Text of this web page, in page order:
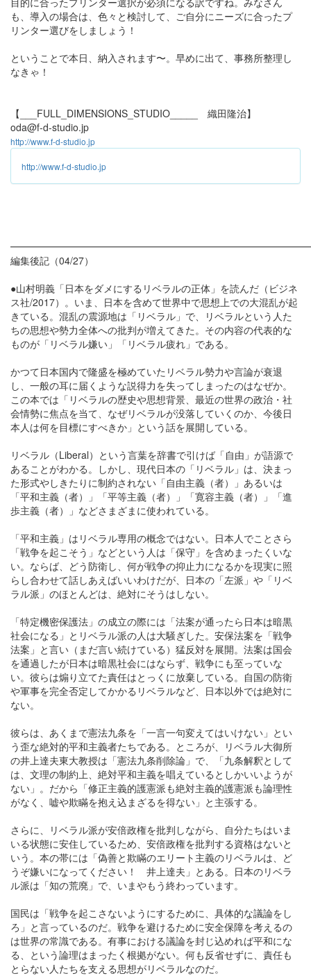
も、導入の場合は、色々と検討して、ご自分にニーズに合ったプ
リンター選びをしましょう！
ということで本日、納入されます〜。早めに出て、事務所整理し
なきゃ！
【___FULL_DIMENSIONS_STUDIO_____ 織田隆治】
oda@f-d-studio.jp
http://www.f-d-studio.jp
http://www.f-d-studio.jp
編集後記（04/27）
●山村明義「日本をダメにするリベラルの正体」を読んだ（ビジネ
ス社/2017）。いま、日本を含めて世界中で思想上での大混乱が起
きている。混乱の震源地は「リベラル」で、リベラルという人た
ちの思想や勢力全体への批判が増えてきた。その内容の代表的な
ものが「リベラル嫌い」「リベラル疲れ」である。
かつて日本国内で隆盛を極めていたリベラル勢力や言論が衰退
し、一般の耳に届くような説得力を失ってしまったのはなぜか。
この本では「リベラルの歴史や思想背景、最近の世界の政治・社
会情勢に焦点を当て、なぜリベラルが没落していくのか、今後日
本人は何を目標にすべきか」という話を展開している。
リベラル（Liberal）という言葉を辞書で引けば「自由」が語源で
あることがわかる。しかし、現代日本の「リベラル」は、決まっ
た形式やしきたりに制約されない「自由主義（者）」あるいは
「平和主義（者）」「平等主義（者）」「寛容主義（者）」「進
歩主義（者）」などさまざまに使われている。
「平和主義」はリベラル専用の概念ではない。日本人でことさら
「戦争を起こそう」などという人は「保守」を含めまったくいな
い。ならば、どう防衛し、何が戦争の抑止力になるかを現実に照
らし合わせて話しあえばいいわけだが、日本の「左派」や「リベ
ラル派」のほとんどは、絶対にそうはしない。
「特定機密保護法」の成立の際には「法案が通ったら日本は暗黒
社会になる」とリベラル派の人は大騒ぎした。安保法案を「戦争
法案」と言い（まだ言い続けている）猛反対を展開。法案は国会
を通過したが日本は暗黒社会にはならず、戦争にも至っていな
い。彼らは煽り立てた責任はとっくに放棄している。自国の防衛
や軍事を完全否定してかかるリベラルなど、日本以外では絶対に
ない。
彼らは、あくまで憲法九条を「一言一句変えてはいけない」とい
う歪な絶対的平和主義者たちである。ところが、リベラル大御所
の井上達夫東大教授は「憲法九条削除論」で、「九条解釈として
は、文理の制約上、絶対平和主義を唱えているとしかいいようが
ない」。だから「修正主義的護憲派も絶対主義的護憲派も論理性
がなく、嘘や欺瞞を抱え込まざるを得ない」と主張する。
さらに、リベラル派が安倍政権を批判しながら、自分たちはいま
いる状態に安住しているため、安倍政権を批判する資格はないと
いう。本の帯には「偽善と欺瞞のエリート主義のリベラルは、ど
うぞ嫌いになってください！ 井上達夫」とある。日本のリベラ
ル派は「知の荒廃」で、いまやもう終わっています。
国民は「戦争を起こさないようにするために、具体的な議論をし
ろ」と言っているのだ。戦争を避けるために安全保障を考えるの
は世界の常識である。有事における議論を封じ込めれば平和にな
る、という論理はまったく根拠がない。何も反省せずに、責任も
とらない人たちを支える思想がリベラルなのだ。